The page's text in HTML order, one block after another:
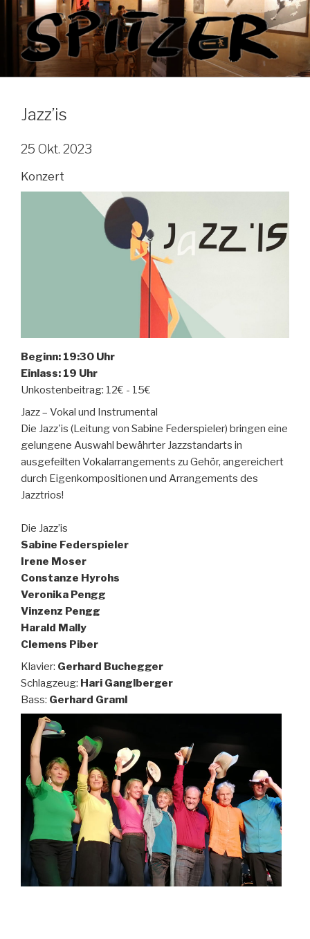
Zum
Inhalt
springen
Jazz’is
25 Okt. 2023
Konzert
Beginn: 19:30 Uhr
Einlass: 19 Uhr
Unkostenbeitrag: 12€ - 15€
Jazz – Vokal und Instrumental
Die Jazz'is (Leitung von Sabine Federspieler) bringen eine
gelungene Auswahl bewährter Jazzstandarts in
ausgefeilten Vokalarrangements zu Gehör, angereichert
durch Eigenkompositionen und Arrangements des
Jazztrios!
Die Jazz’is
Sabine Federspieler
Irene Moser
Constanze Hyrohs
Veronika Pengg
Vinzenz Pengg
Harald Mally
Clemens Piber
Klavier: Gerhard Buchegger
Schlagzeug: Hari Ganglberger
Bass: Gerhard Graml